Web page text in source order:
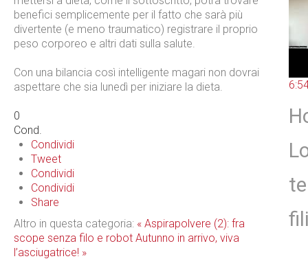
benefici semplicemente per il fatto che sarà più
divertente (e meno traumatico) registrare il proprio
peso corporeo e altri dati sulla salute.
Con una bilancia così intelligente magari non dovrai
aspettare che sia lunedì per iniziare la dieta.
0
Cond.
Condividi
Tweet
Condividi
Condividi
Share
Altro in questa categoria: « Aspirapolvere (2): fra
scope senza filo e robot Autunno in arrivo, viva
l’asciugatrice! »